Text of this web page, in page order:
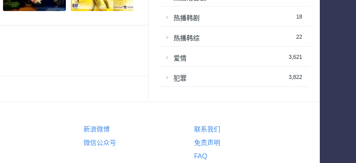
热播韩剧 18
热播韩综 22
爱情 3,621
犯罪 3,822
真人秀 – 享受居家生活
新浪微博
微信公众号
联系我们
免责声明
FAQ